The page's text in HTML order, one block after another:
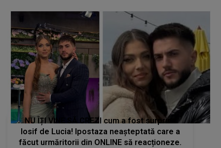
NU ÎȚI VINE SĂ CREZI cum a fost surprins
Iosif de Lucia! Ipostaza neașteptată care a
făcut urmăritorii din ONLINE să reacționeze.